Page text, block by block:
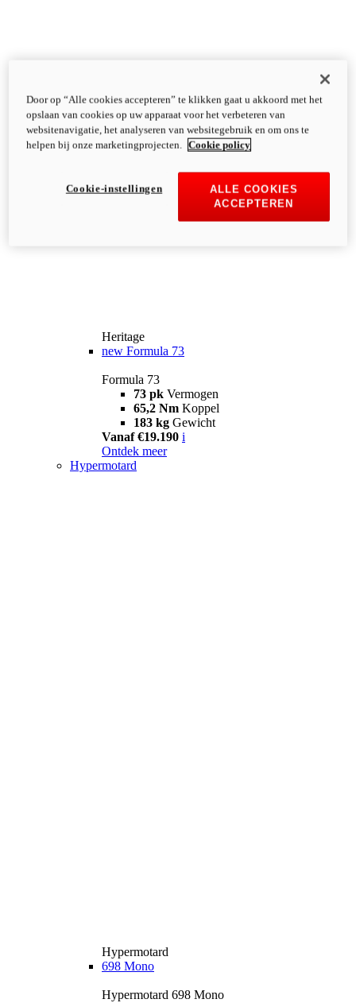
Heritage
new Formula 73
Formula 73
73 pk Vermogen
65,2 Nm Koppel
183 kg Gewicht
Vanaf €19.190 i
Ontdek meer
Hypermotard
Hypermotard
698 Mono
Hypermotard 698 Mono
Door op “Alle cookies accepteren” te klikken gaat u akkoord met het
opslaan van cookies op uw apparaat voor het verbeteren van
websitenavigatie, het analyseren van websitegebruik en om ons te
helpen bij onze marketingprojecten.
Cookie policy
ALLE COOKIES
ACCEPTEREN
Cookie-instellingen